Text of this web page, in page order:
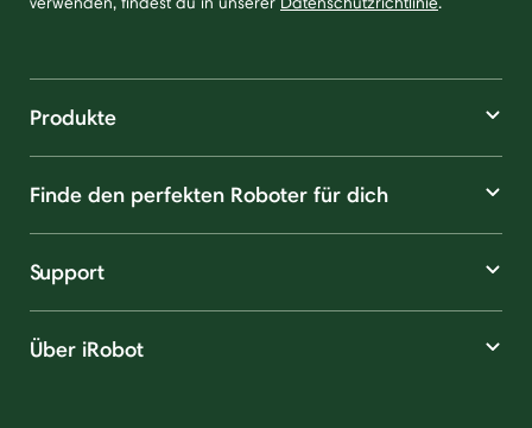
Produkte
Finde den perfekten Roboter für dich
Support
Über iRobot